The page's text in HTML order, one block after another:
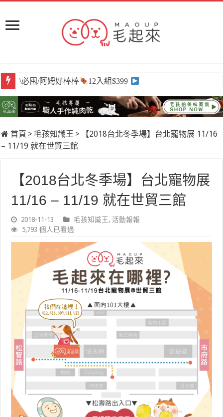
\必囤/阿姆好棒棒 12入組$399
\獨家/原肉嫩鮮食 任選買6送3
首頁 > 毛孩知識王 >
【2018台北冬季場】台北寵物展 11/16
– 11/19 就在世貿三館
【2018台北冬季場】台北寵物展
11/16 – 11/19 就在世貿三館
2018-11-13 毛孩知識王, 活動報報
5,793 個人已看過